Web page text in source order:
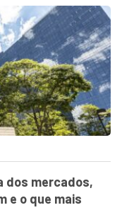
dos mercados,
e o que mais